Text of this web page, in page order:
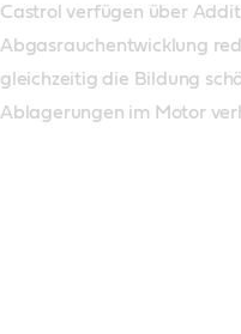
Castrol verfügen über
Abgasrauchentwicklung
gleichzeitig die Bildung
Ablagerungen im Motor